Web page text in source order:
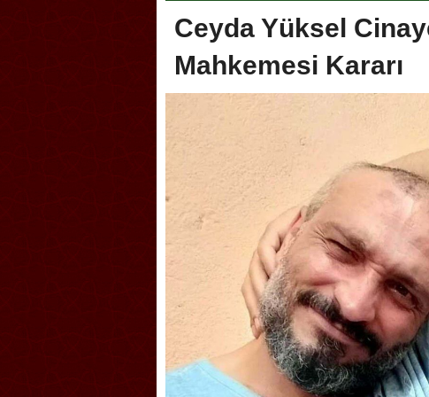
Ceyda Yüksel
Mahkemesi Kararı
Askerlik şakası Dünya Kupası’nı
karıştırdı! Güney Kore’den sert